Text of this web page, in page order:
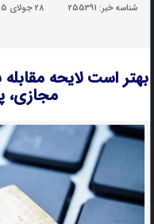
شناسه خبر:255391 28 جولای 2025 - 12:13
بهتر است لایحه
مجازی،